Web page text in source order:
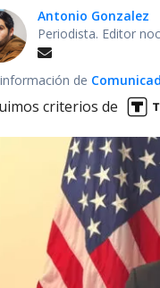
Antonio Gonzalez
Periodista. Editor
de
criterios de